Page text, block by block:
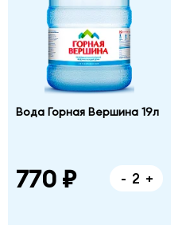
Вода Горная Вершина 19л
770 ₽ - +